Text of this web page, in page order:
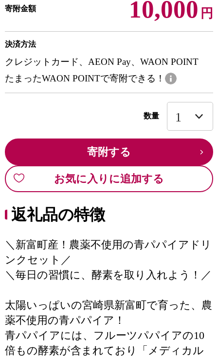
寄附金額 10,000 円
決済方法
クレジットカード、AEON Pay、WAON POINT
たまったWAON POINTで寄附できる！
数量
寄附する
お気に入りに追加する
返礼品の特徴
＼新富町産！農薬不使用の青パパイアドリ
ンクセット／
＼毎日の習慣に、酵素を取り入れよう！／
太陽いっぱいの宮崎県新富町で育った、農
薬不使用の青パパイア！
青パパイアには、フルーツパパイアの10
倍もの酵素が含まれており「メディカル